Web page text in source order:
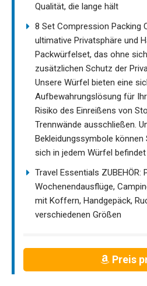
Qualität, die lange hält
8 Set Compression Packing
ultimative Privatsphäre und
Packwürfelset, das ohne
zusätzlichen Schutz der
Unsere Würfel bieten eine
Aufbewahrungslösung für
Risiko des Einreißens von
Trennwände ausschließen.
Bekleidungssymbole können
sich in jedem Würfel befindet
Travel Essentials ZUBEHÖR:
Wochenendausflüge,
mit Koffern, Handgepäck,
verschiedenen Größen
Preis